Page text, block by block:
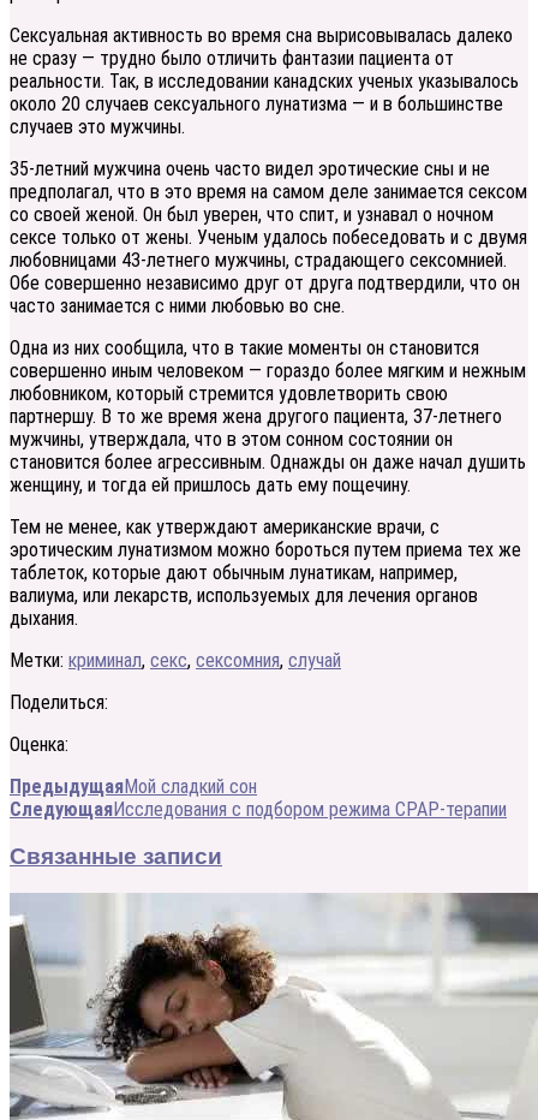
Сексуальная активность во время сна вырисовывалась далеко
не сразу — трудно было отличить фантазии пациента от
реальности. Так, в исследовании канадских ученых указывалось
около 20 случаев сексуального лунатизма — и в большинстве
случаев это мужчины.
35-летний мужчина очень часто видел эротические сны и не
предполагал, что в это время на самом деле занимается сексом
со своей женой. Он был уверен, что спит, и узнавал о ночном
сексе только от жены. Ученым удалось побеседовать и с двумя
любовницами 43-летнего мужчины, страдающего сексомнией.
Обе совершенно независимо друг от друга подтвердили, что он
часто занимается с ними любовью во сне.
Одна из них сообщила, что в такие моменты он становится
совершенно иным человеком — гораздо более мягким и нежным
любовником, который стремится удовлетворить свою
партнершу. В то же время жена другого пациента, 37-летнего
мужчины, утверждала, что в этом сонном состоянии он
становится более агрессивным. Однажды он даже начал душить
женщину, и тогда ей пришлось дать ему пощечину.
Тем не менее, как утверждают американские врачи, с
эротическим лунатизмом можно бороться путем приема тех же
таблеток, которые дают обычным лунатикам, например,
валиума, или лекарств, используемых для лечения органов
дыхания.
Метки: криминал, секс, сексомния, случай
Поделиться:
Оценка:
ПредыдущаяМой сладкий сон
СледующаяИсследования с подбором режима СРАР-терапии
Связанные записи